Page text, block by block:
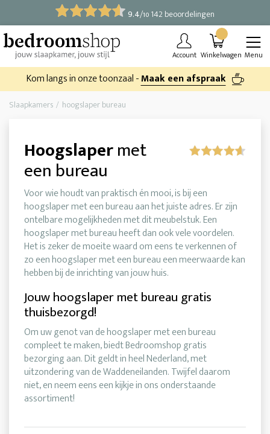
9.4/10 142 beoordelingen
Account Winkelwagen Menu
Kom langs in onze toonzaal -Maak een afspraak
Slaapkamers hoogslaper bureau
Hoogslapermet
een bureau
Voor wie houdt van praktisch én mooi, is bij een
hoogslaper met een bureau aan het juiste adres. Er zijn
ontelbare mogelijkheden met dit meubelstuk. Een
hoogslaper met bureau heeft dan ook vele voordelen.
Het is zeker de moeite waard om eens te verkennen of
zo een hoogslaper met een bureau een meerwaarde kan
hebben bij de inrichting van jouw huis.
Jouw hoogslaper met bureau gratis
thuisbezorgd!
Om uw genot van de hoogslaper met een bureau
compleet te maken, biedt Bedroomshop gratis
bezorging aan. Dit geldt in heel Nederland, met
uitzondering van de Waddeneilanden. Twijfel daarom
niet, en neem eens een kijkje in ons onderstaande
assortiment!